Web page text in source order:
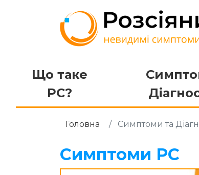
Що таке
РС?
Головна Симптоми та
Симптоми РС